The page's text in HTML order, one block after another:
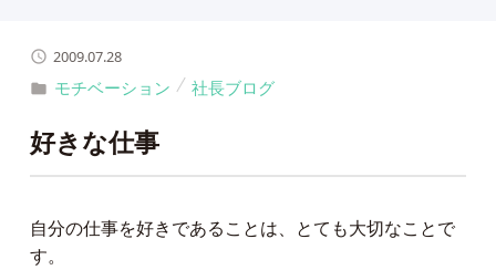
2009.07.28
モチベーション 社長ブログ
好きな仕事
自分の仕事を好きであることは、とても大切なことで
す。